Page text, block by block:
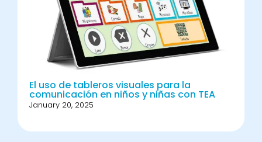
El uso de tableros visuales para la
comunicación en niños y niñas con TEA
January 20, 2025